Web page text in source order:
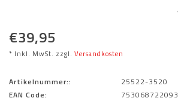
€39,95
* Inkl. MwSt. zzgl. Versandkosten
Artikelnummer::
25522-3520
EAN Code:
753068722093